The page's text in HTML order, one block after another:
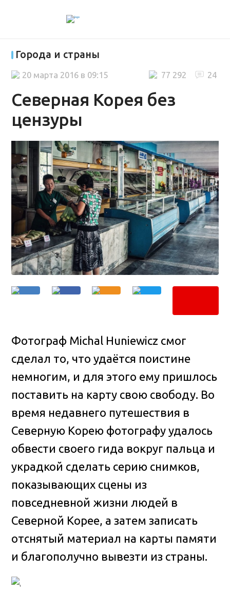
Города и страны
Северная Корея без
цензуры
24
77 292
20 марта 2016 в 09:15
Фотограф Michal Huniewicz смог
сделал то, что удаётся поистине
немногим, и для этого ему пришлось
поставить на карту свою свободу. Во
время недавнего путешествия в
Северную Корею фотографу удалось
обвести своего гида вокруг пальца и
украдкой сделать серию снимков,
показывающих сцены из
повседневной жизни людей в
Северной Корее, а затем записать
отснятый материал на карты памяти
и благополучно вывезти из страны.